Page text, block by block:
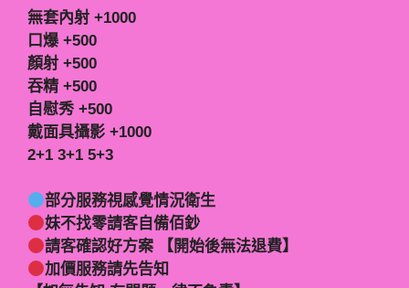
無套內射 +1000
口爆 +500
顏射 +500
吞精 +500
自慰秀 +500
戴面具攝影 +1000
2+1 3+1 5+3
部分服務視感覺情況衛生
妹不找零請客自備佰鈔
請客確認好方案 【開始後無法退費】
加價服務請先告知